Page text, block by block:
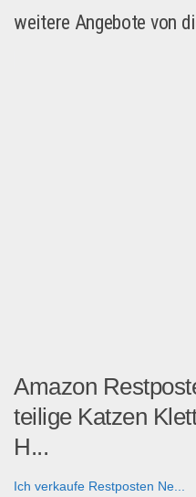
weitere Angebote von
Amazon
teilige Katzen
H...
Ich verkaufe Restposten Ne...